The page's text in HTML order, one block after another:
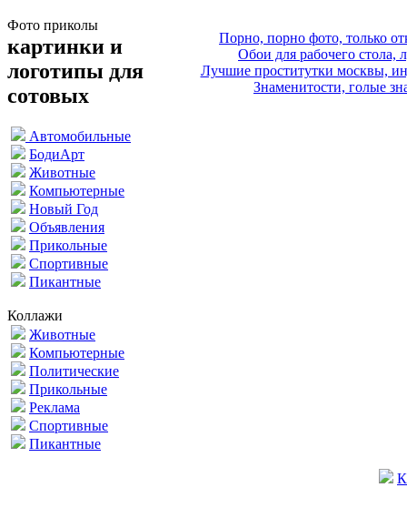
Фото приколы
картинки и
логотипы для
сотовых
Автомобильные
БодиАрт
Животные
Компьютерные
Новый Год
Объявления
Прикольные
Спортивные
Пикантные
Коллажи
Животные
Компьютерные
Политические
Прикольные
Реклама
Спортивные
Пикантные
Порно, порно фото, только
Обои для рабочего стола,
Лучшие проститутки москвы,
Знаменитости, голые